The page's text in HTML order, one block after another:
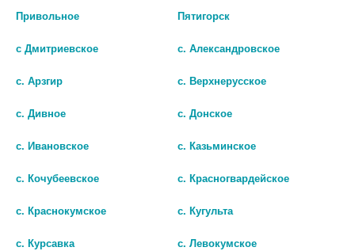
Привольное Пятигорск
с Дмитриевское с. Александровское
с. Арзгир с. Верхнерусское
с. Дивное с. Донское
с. Ивановское с. Казьминское
с. Кочубеевское с. Красногвардейское
с. Краснокумское с. Кугульта
с. Курсавка с. Левокумское